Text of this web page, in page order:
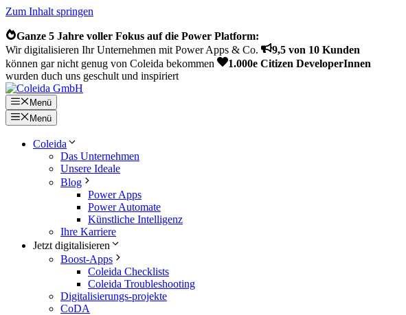
Zum Inhalt springen
Ganze 5 Jahre voller Fokus auf die Power Platform:
Wir digitalisieren Ihr Unternehmen mit Power Apps & Co.
9,5 von 10 Kunden
können gar nicht genug von Coleida bekommen
1.000e Citizen DeveloperInnen
wurden duch uns geschult und inspiriert
Menü
Menü
Coleida
Das Unternehmen
Unsere Ideale
Blog
Power Apps
Power Automate
Künstliche Intelligenz
Ihre Karriere
Jetzt digitalisieren
Boost-Apps
Coleida Checklists
Coleida Troubleshooting
Digitalisierungs-projekte
CoDA